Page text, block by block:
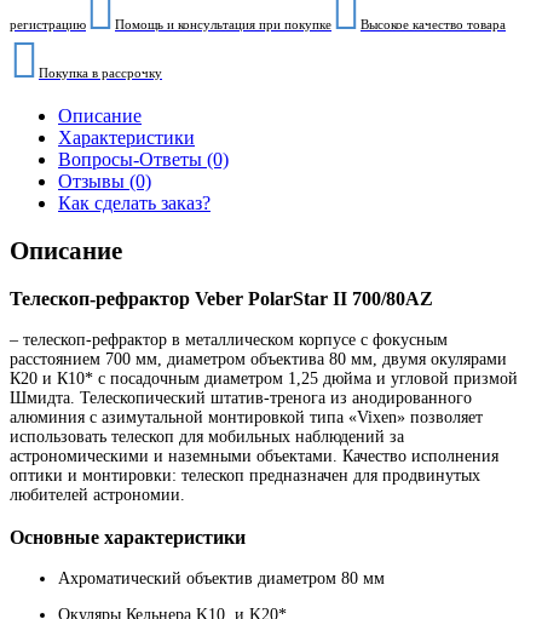
регистрацию Помощь и консультация при покупке Высокое качество товара
Покупка в рассрочку
Описание
Характеристики
Вопросы-Ответы (0)
Отзывы (0)
Как сделать заказ?
Описание
Телескоп-рефрактор Veber PolarStar II 700/80AZ
– телескоп-рефрактор в металлическом корпусе с фокусным
расстоянием 700 мм, диаметром объектива 80 мм, двумя окулярами
К20 и К10* с посадочным диаметром 1,25 дюйма и угловой призмой
Шмидта. Телескопический штатив-тренога из анодированного
алюминия с азимутальной монтировкой типа «Vixen» позволяет
использовать телескоп для мобильных наблюдений за
астрономическими и наземными объектами. Качество исполнения
оптики и монтировки: телескоп предназначен для продвинутых
любителей астрономии.
Основные характеристики
Ахроматический объектив диаметром 80 мм
Окуляры Кельнера K10 и K20*